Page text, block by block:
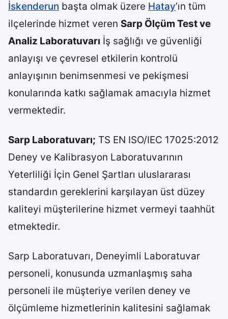
İskenderun başta olmak üzere Hatay’ın tüm
ilçelerinde hizmet veren Sarp Ölçüm Test ve
Analiz Laboratuvarı İş sağlığı ve güvenliği
anlayışı ve çevresel etkilerin kontrolü
anlayışının benimsenmesi ve pekişmesi
konularında katkı sağlamak amacıyla hizmet
vermektedir.
Sarp Laboratuvarı; TS EN ISO/IEC 17025:2012
Deney ve Kalibrasyon Laboratuvarının
Yeterliliği İçin Genel Şartları uluslararası
standardın gereklerini karşılayan üst düzey
kaliteyi müşterilerine hizmet vermeyi taahhüt
etmektedir.
Sarp Laboratuvarı, Deneyimli Laboratuvar
personeli, konusunda uzmanlaşmış saha
personeli ile müşteriye verilen deney ve
ölçümleme hizmetlerinin kalitesini sağlamak